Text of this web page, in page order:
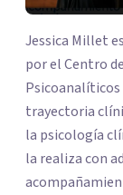
Jessica Millet
por el Centro
Psicoanalíticos
trayectoria
la psicología
la realiza con